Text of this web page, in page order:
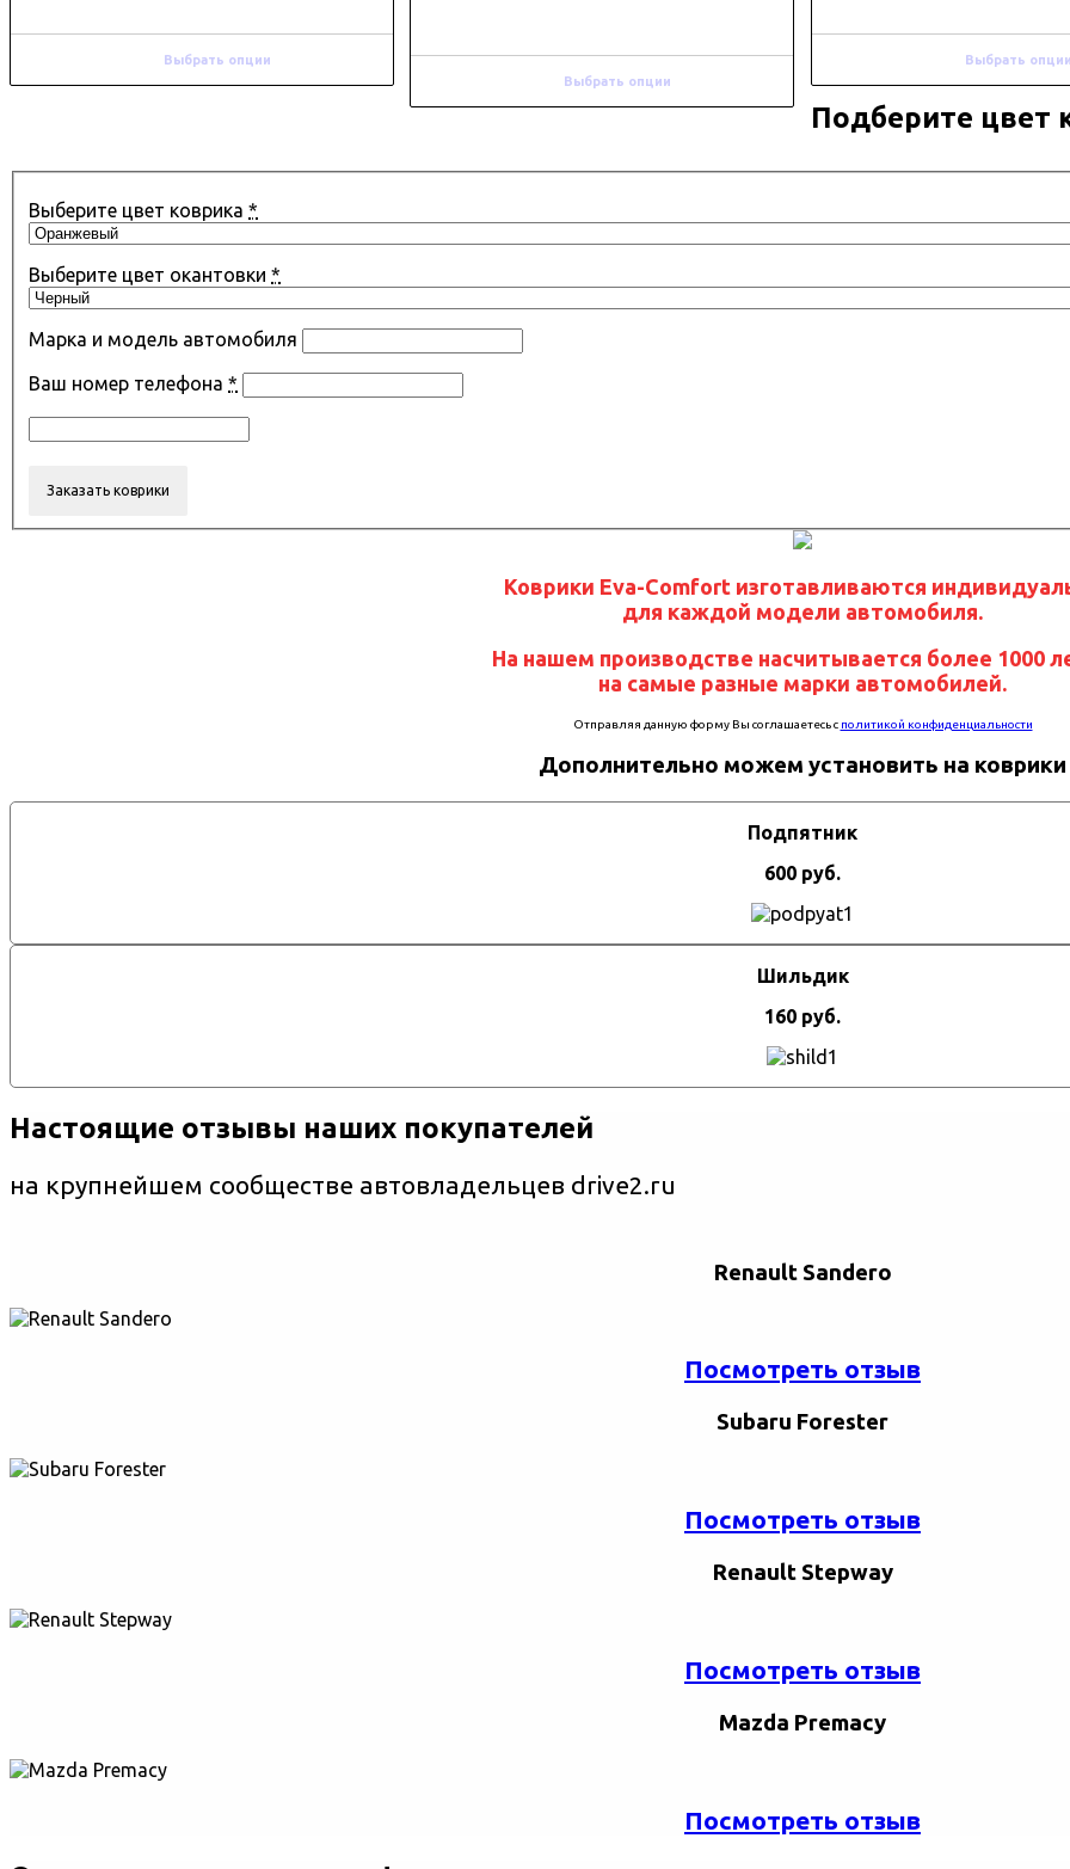
Выбрать опции
Выбрать опции
Выбрать
Подберите цвет
Выберите цвет коврика *
Выберите цвет окантовки *
Марка и модель автомобиля
Ваш номер телефона *
Коврики Eva-Comfort изготавливаются
для каждой модели автомобиля.
На нашем производстве насчитывается более 1000
на самые разные марки автомобилей.
Отправляя данную форму Вы соглашаетесь с политикой конфиденциальности
Дополнительно можем установить на коврики
Подпятник
600 руб.
Шильдик
160 руб.
Настоящие отзывы наших покупателей
на крупнейшем сообществе автовладельцев drive2.ru
Renault Sandero
Посмотреть отзыв
Subaru Forester
Посмотреть отзыв
Renault Stepway
Посмотреть отзыв
Mazda Premacy
Посмотреть отзыв